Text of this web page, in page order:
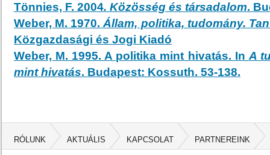
Tönnies, F. 2004. Közösség és társadalom.
Weber, M. 1970.Állam, politika, tudomány.
Közgazdasági és Jogi Kiadó
Weber, M. 1995. A politika mint hivatás. In A
mint hivatás. Budapest: Kossuth. 53-138.
RÓLUNK AKTUÁLIS KAPCSOLAT PARTNEREINK